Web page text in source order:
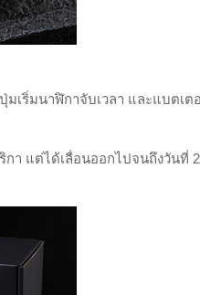
ริ่มนาฬิกาจับเวลา และแบตเต
กา แต่ได้เลื่อนออกไปจนถึงวันที่